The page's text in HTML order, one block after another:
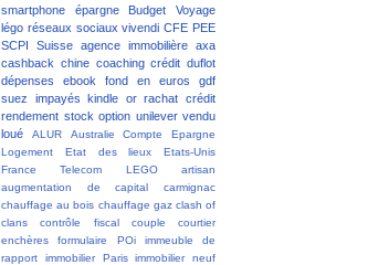
smartphone
épargne Budget
Voyage
légo réseaux sociaux vivendi CFE PEE
SCPI
Suisse agence immobilière axa
cashback chine coaching crédit duflot
dépenses
ebook fond en euros
gdf
suez
impayés kindle or rachat crédit
rendement stock option unilever vendu
loué
ALUR Australie
Compte Epargne
Logement
Etat des lieux
Etats-Unis
France Telecom
LEGO
artisan
augmentation de capital
carmignac
chauffage au bois chauffage gaz clash of
clans
contrôle fiscal couple
courtier
enchères
formulaire POi
immeuble de
rapport
immobilier Paris
immobilier neuf